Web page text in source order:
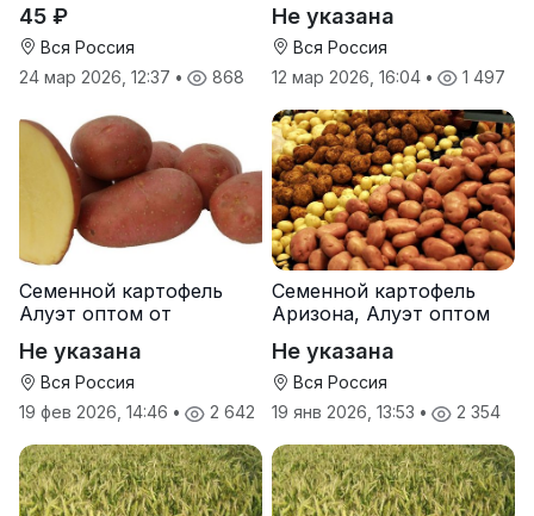
45 ₽
Вся Россия
24 мар 2026, 12:37 • 868
Не указана
Вся Россия
12 мар 2026, 16:04 • 1 497
Семенной картофель
Алуэт оптом от
Не указана
Вся Россия
19 фев 2026, 14:46 • 2 642
Семенной картофель
Аризона, Алуэт оптом
Не указана
Вся Россия
19 янв 2026, 13:53 • 2 354